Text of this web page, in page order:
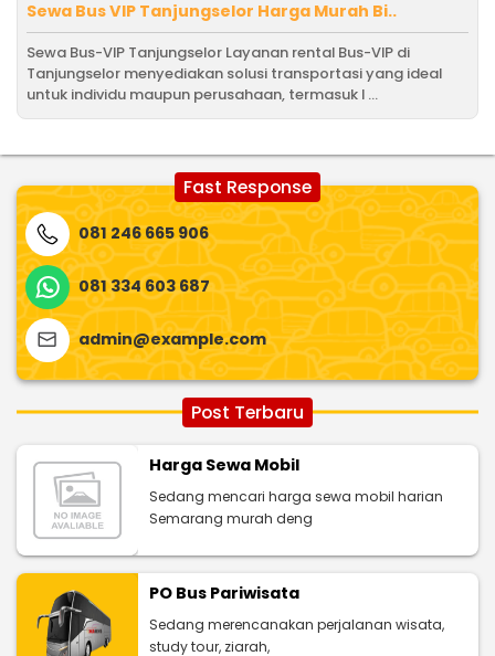
Sewa Bus VIP Tanjungselor Harga Murah Bi..
Sewa Bus-VIP Tanjungselor Layanan rental Bus-VIP di
Tanjungselor menyediakan solusi transportasi yang ideal
untuk individu maupun perusahaan, termasuk l ...
Fast Response
081 246 665 906
081 334 603 687
admin@example.com
Post Terbaru
Harga Sewa Mobil
Sedang mencari harga sewa mobil harian
Semarang murah deng
PO Bus Pariwisata
Sedang merencanakan perjalanan wisata,
study tour, ziarah,